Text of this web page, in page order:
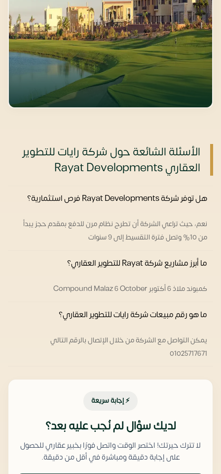
الأسئلة الشائعة حول شركة رايات للتطوير
العقاري Rayat Developments
هل توفر شركة Rayat Developments فرص استثمارية؟
نعم، حيث تراعي الشركة أن تطرح نظام مرن للدفع بمقدم حجز يبدأ
من 10% وتصل فترة التقسيط إلى 9 سنوات
ما أبرز مشاريع شركة Rayat للتطوير العقاري؟
كمبوند ملاذ 6 أكتوبر Compound Malaz 6 October
ما هو رقم مبيعات شركة رايات للتطوير العقاري؟
يمكن التواصل مع الشركة من خلال الإتصال بالرقم التالي
01025717671
⚡ إجابة سريعة
لديك سؤال لم نُجب عليه بعد؟
لا تترك حيرتك! اختصر الوقت واتصل فورًا بخبير عقاري للحصول
على إجابة دقيقة ومباشرة في أقل من دقيقة.